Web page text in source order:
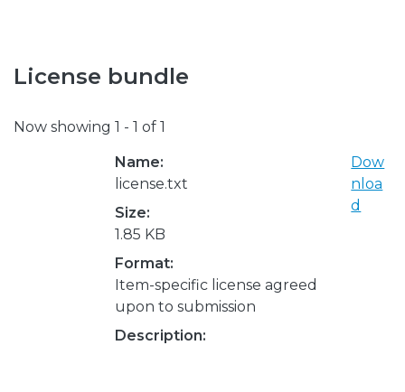
License bundle
Now showing 1 - 1 of 1
Name:
license.txt
Size:
1.85 KB
Format:
Item-specific license agreed
upon to submission
Description:
Dow
nloa
d